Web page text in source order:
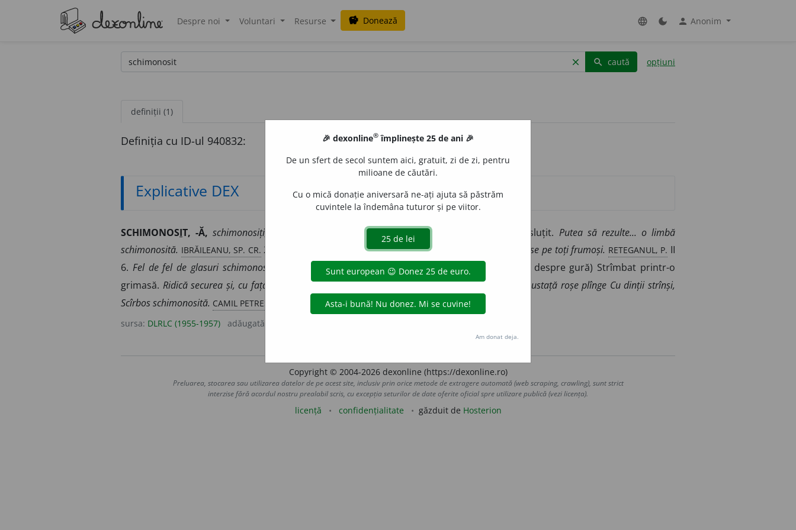
Despre noi Voluntari Resurse savings Donează language dark_mode person Anonim
clear search caută opțiuni
definiții (1)
Definiția cu ID-ul 940832:
Explicative DEX
SCHIMONOSIT, -Ă, schimonosiți, -te, Stricat, pocit, deformat, scîlciat, desfigurat, sluțit. Putea să rezulte... o limbă
schimonosită. IBRĂILEANU, SP. CR. 21. Își află copiii slabi... și schimonosiți, iar la plecarea lui îi lăsase pe toți frumoși. RETEGANUL, P. II
6. Fel de fel de glasuri schimonosite se auzeau. CREANGĂ, P.303.2.(Mai ales despre față și despre gură) Strîmbat printr-o
grimasă. Ridică securea și, cu fața schimonosită de ură, răcni. DUMITRIU, B. F.114.O gură cu mustață roșe plînge Cu dinții strînși,
Scîrbos schimonosită. CAMIL PETRESCU, V. 79. – Variantă:schimosit, -ă(RUSSO, S.92)
sursa: DLRLC (1955-1957) adăugată de
Copyright © 2004-2026 dexonline (https://dexonline.ro)
Preluarea, stocarea sau utilizarea datelor de pe acest site, inclusiv prin orice metode de extragere automată (web scraping, crawling), sunt strict
interzise fără acordul nostru prealabil scris, cu excepția seturilor de date oferite oficial spre utilizare publică (vezi licența).
licență confidențialitate găzduit de Hosterion
🎉 dexonline® împlinește 25 de ani 🎉
De un sfert de secol suntem aici, gratuit, zi de zi, pentru
milioane de căutări.
Cu o mică donație aniversară ne-ați ajuta să păstrăm
cuvintele la îndemâna tuturor și pe viitor.
Am donat deja.